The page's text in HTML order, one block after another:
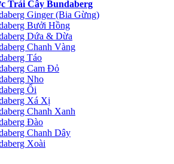
Trái Cây Bundaberg
Ginger (Bia Gừng)
Bưởi Hồng
Dứa & Dừa
Chanh Vàng
Táo
Cam Đỏ
Nho
Ổi
Xá Xị
Chanh Xanh
Đào
Chanh Dây
Xoài